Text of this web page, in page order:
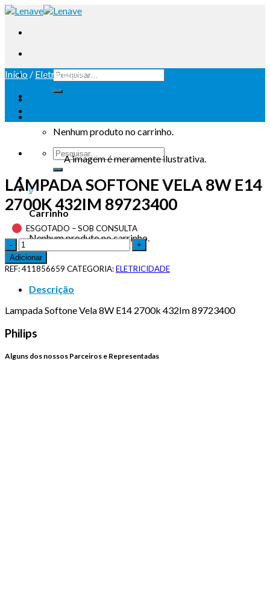
Nenhum produto no carrinho.
0
Carrinho
Nenhum produto no carrinho.
Início / Eletricidade
A imagem é meramente ilustrativa.
LAMPADA SOFTONE VELA 8W E14
2700K 432IM 89723400
ESGOTADO – SOB CONSULTA
Adicionar
REF:411856659 CATEGORIA:ELETRICIDADE
Descrição
Lampada Softone Vela 8W E14 2700k 432Im 89723400
Philips
Alguns dos nossos Parceiros e Representadas